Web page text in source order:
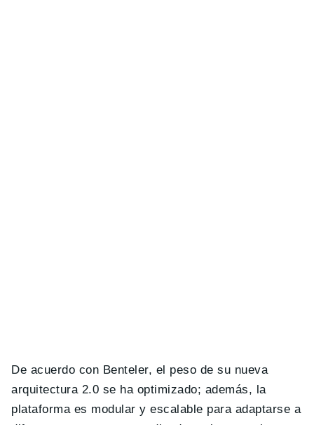
De acuerdo con Benteler, el peso de su nueva
arquitectura 2.0 se ha optimizado; además, la
plataforma es modular y escalable para adaptarse a